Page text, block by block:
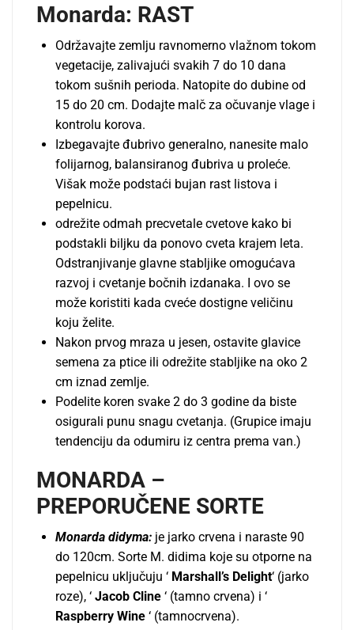
Monarda: RAST
Održavajte zemlјu ravnomerno vlažnom tokom
vegetacije, zalivajući svakih 7 do 10 dana
tokom sušnih perioda. Natopite do dubine od
15 do 20 cm. Dodajte malč za očuvanje vlage i
kontrolu korova.
Izbegavajte đubrivo generalno, nanesite malo
folijarnog, balansiranog đubriva u proleće.
Višak može podstaći bujan rast listova i
pepelnicu.
odrežite odmah precvetale cvetove kako bi
podstakli bilјku da ponovo cveta krajem leta.
Odstranjivanje glavne stablјike omogućava
razvoj i cvetanje bočnih izdanaka. I ovo se
može koristiti kada cveće dostigne veličinu
koju želite.
Nakon prvog mraza u jesen, ostavite glavice
semena za ptice ili odrežite stablјike na oko 2
cm iznad zemlјe.
Podelite koren svake 2 do 3 godine da biste
osigurali punu snagu cvetanja. (Grupice imaju
tendenciju da odumiru iz centra prema van.)
MONARDA –
PREPORUČENE SORTE
Monarda didyma: je jarko crvena i naraste 90
do 120cm. Sorte M. didima koje su otporne na
pepelnicu uklјučuju ‘ Marshall’s Delight‘ (jarko
roze), ‘ Jacob Cline ‘ (tamno crvena) i ‘
Raspberry Wine ‘ (tamnocrvena).